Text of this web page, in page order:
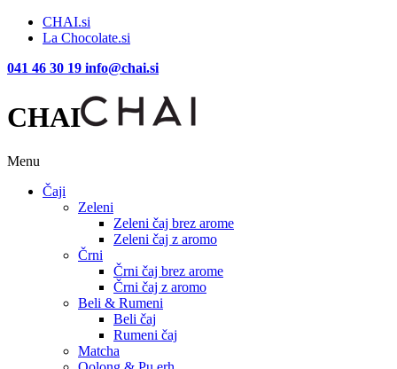
CHAI.si
La Chocolate.si
041 46 30 19 info@chai.si
CHAI
Menu
Čaji
Zeleni
Zeleni čaj brez arome
Zeleni čaj z aromo
Črni
Črni čaj brez arome
Črni čaj z aromo
Beli & Rumeni
Beli čaj
Rumeni čaj
Matcha